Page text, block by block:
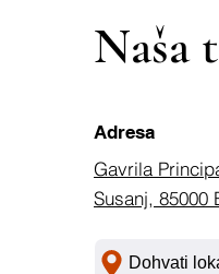
Naša
Adresa
Gavrila
Susanj, 85000
Dohvati